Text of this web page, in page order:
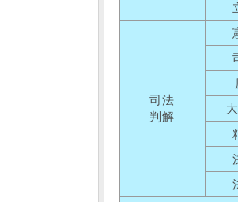
司法
判解